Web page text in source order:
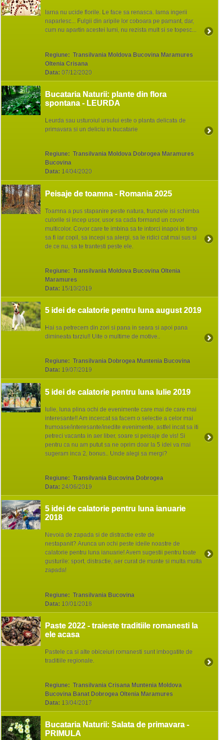
Iarna nu ucide florile. Le face sa renasca. Iarna ingerii
naparlesc... Fulgii din aripile lor coboara pe pamant, dar,
cum nu apartin acestei lumi, nu rezista mult si se topesc...
Regiune: Transilvania Moldova Bucovina Maramures
Oltenia Crisana
Data: 07/12/2020
Bucataria Naturii: plante din flora
spontana - LEURDA
Leurda sau usturoiul ursului este o planta delicata de
primavara si un deliciu in bucatarie
Regiune: Transilvania Moldova Dobrogea Maramures
Bucovina
Data: 14/04/2020
Peisaje de toamna - Romania 2025
Toamna a pus stapanire peste natura, frunzele isi schimba
culorile si incep usor, usor sa cada formand un covor
multicolor. Covor care te imbina sa te intorci inapoi in timp
sa fi iar copil, sa incepi sa alergi, sa le ridici cat mai sus si
de ce nu, sa te trantesti peste ele.
Regiune: Transilvania Moldova Bucovina Oltenia
Maramures
Data: 15/10/2019
5 idei de calatorie pentru luna august 2019
Hai sa petrecem din zori si pana in seara si apoi pana
dimineata tarziu!! Uite o multime de motive..
Regiune: Transilvania Dobrogea Muntenia Bucovina
Data: 19/07/2019
5 idei de calatorie pentru luna Iulie 2019
Iulie, luna plina ochi de evenimente care mai de care mai
interesante!! Am incercat sa facem o selectie a celor mai
frumoase/interesante/inedite evenimente, astfel incat sa iti
petreci vacanta in aer liber, soare si peisaje de vis! Si
pentru ca nu am putut sa ne oprim doar la 5 idei va mai
sugeram inca 2, bonus.. Unde alegi sa mergi?
Regiune: Transilvania Bucovina Dobrogea
Data: 24/06/2019
5 idei de calatorie pentru luna ianuarie
2018
Nevoia de zapada si de distractie este de
nestapanit? Arunca un ochi peste ideile noastre de
calatorie pentru luna ianuarie! Avem sugestii pentru toate
gusturile: sport, distractie, aer curat de munte si multa multa
zapada!
Regiune: Transilvania Bucovina
Data: 10/01/2018
Paste 2022 - traieste traditiile romanesti la
ele acasa
Pastele ca si alte obiceiuri romanesti sunt imbogatite de
traditiile regionale.
Regiune: Transilvania Crisana Muntenia Moldova
Bucovina Banat Dobrogea Oltenia Maramures
Data: 13/04/2017
Bucataria Naturii: Salata de primavara -
PRIMULA